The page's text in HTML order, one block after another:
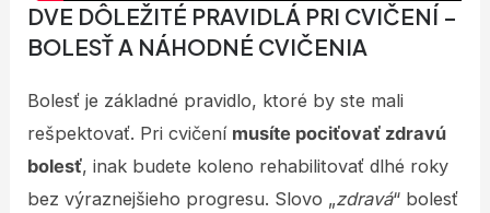
DVE DÔLEŽITÉ PRAVIDLÁ PRI CVIČENÍ –
BOLESŤ A NÁHODNÉ CVIČENIA
Bolesť je základné pravidlo, ktoré by ste mali
rešpektovať. Pri cvičení musíte pociťovať zdravú
bolesť, inak budete koleno rehabilitovať dlhé roky
bez výraznejšieho progresu. Slovo „zdravá“ bolesť